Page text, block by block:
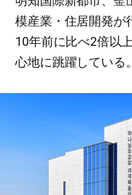
模産業・住居開発が
10年前に比べ2倍以
心地に跳躍している。